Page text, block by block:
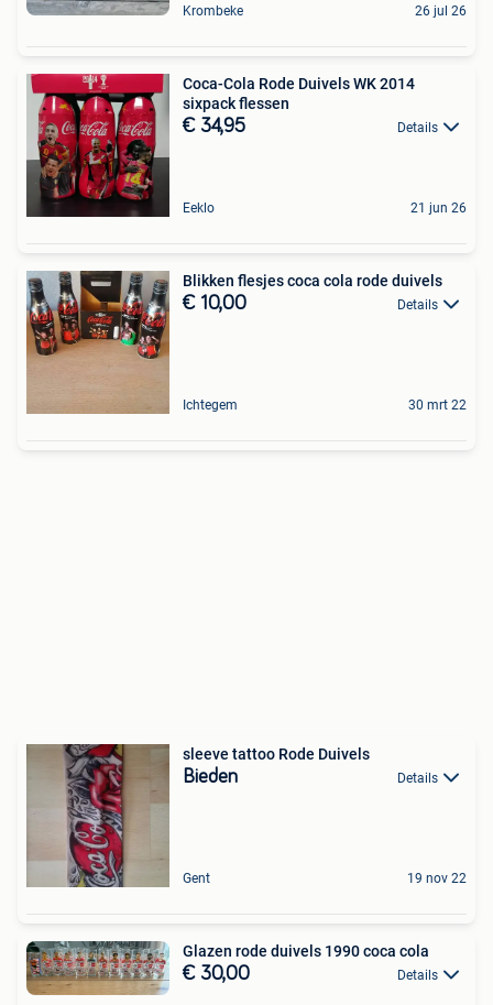
Krombeke 26 jul 26
Coca-Cola Rode Duivels WK 2014
sixpack flessen
€ 34,95 Details
Eeklo 21 jun 26
Blikken flesjes coca cola rode duivels
€ 10,00 Details
Ichtegem 30 mrt 22
sleeve tattoo Rode Duivels
Bieden Details
Gent 19 nov 22
Glazen rode duivels 1990 coca cola
€ 30,00 Details